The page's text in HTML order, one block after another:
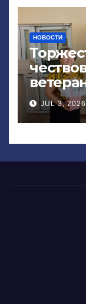
НОВОСТИ
JUL 3, 2026